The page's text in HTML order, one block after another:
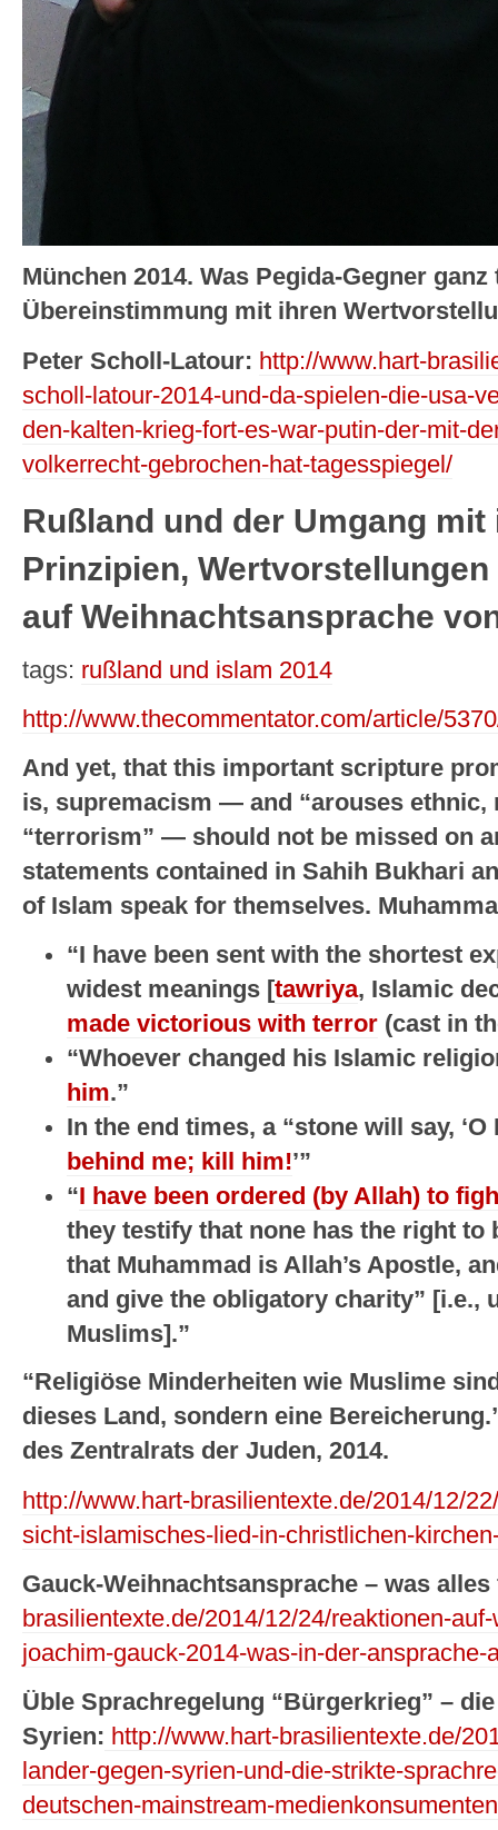
München 2014. Was Pegida-Gegner
Übereinstimmung mit ihren
Peter Scholl-Latour: http://www.hart-
scholl-latour-2014-und-da-spielen-die-usa-
den-kalten-krieg-fort-es-war-putin-der-mit-
volkerrecht-gebrochen-hat-tagesspiegel/
Rußland und der Umgang
Prinzipien, Wertvorstellungen
auf Weihnachtsansprache
tags: rußland und islam 2014
http://www.thecommentator.com/article/
And yet, that this important scripture
is, supremacism — and “arouses
“terrorism” — should not be missed on
statements contained in Sahih Bukhari
of Islam speak for themselves.
“I have been sent with the shortest
widest meanings [tawriya, Islamic
made victorious with terror (cast in
“Whoever changed his Islamic
him.”
In the end times, a “stone will say,
behind me; kill him!’”
“I have been ordered (by Allah) to
they testify that none has the right to
that Muhammad is Allah’s Apostle,
and give the obligatory charity” [i.e.,
Muslims].”
“Religiöse Minderheiten wie Muslime
dieses Land, sondern eine
des Zentralrats der Juden, 2014.
http://www.hart-brasilientexte.de/2014/12/
sicht-islamisches-lied-in-christlichen-
Gauck-Weihnachtsansprache – was alles
brasilientexte.de/2014/12/24/reaktionen-
joachim-gauck-2014-was-in-der-ansprache-
Üble Sprachregelung “Bürgerkrieg” –
Syrien: http://www.hart-brasilientexte.de/
lander-gegen-syrien-und-die-strikte-
deutschen-mainstream-